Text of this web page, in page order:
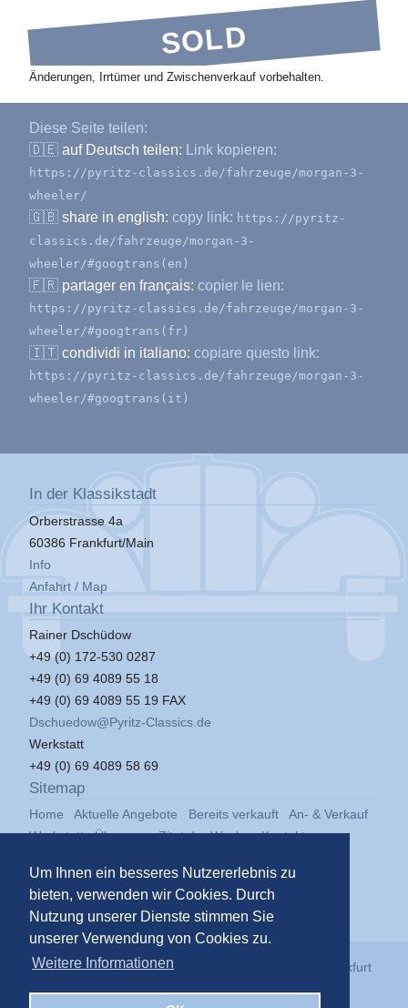
Um Ihnen ein besseres Nutzererlebnis zu
bieten, verwenden wir Cookies. Durch
Nutzung unserer Dienste stimmen Sie
unserer Verwendung von Cookies zu.
Weitere Informationen
SOLD
Änderungen, Irrtümer und Zwischenverkauf vorbehalten.
Diese Seite teilen:
🇩🇪 auf Deutsch teilen: Link kopieren:
https://pyritz-classics.de/fahrzeuge/morgan-3-
wheeler/
🇬🇧 share in english: copy link: https://pyritz-
classics.de/fahrzeuge/morgan-3-
wheeler/#googtrans(en)
🇫🇷 partager en français: copier le lien:
https://pyritz-classics.de/fahrzeuge/morgan-3-
wheeler/#googtrans(fr)
🇮🇹 condividi in italiano: copiare questo link:
https://pyritz-classics.de/fahrzeuge/morgan-3-
wheeler/#googtrans(it)
In der Klassikstadt
Orberstrasse 4a
60386 Frankfurt/Main
Info
Anfahrt / Map
Ihr Kontakt
Rainer Dschüdow
+49 (0) 172-530 0287
+49 (0) 69 4089 55 18
+49 (0) 69 4089 55 19 FAX
Dschuedow@Pyritz-Classics.de
Werkstatt
+49 (0) 69 4089 58 69
Sitemap
Home Aktuelle Angebote Bereits verkauft
An- & Verkauf
Werkstatt
Über uns Zitat der Woche
Kontakt
© 2026Pyritz Classics GmbH Klassikstadt Frankfurt